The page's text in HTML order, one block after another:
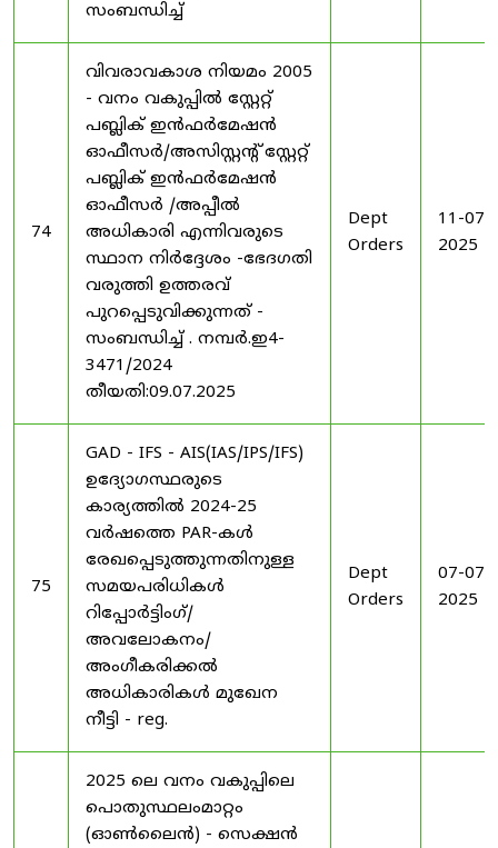
സംബന്ധിച്ച്
74
വിവരാവകാശ നിയമം 2005
- വനം വകുപ്പിൽ സ്റ്റേറ്റ്
പബ്ലിക് ഇൻഫർമേഷൻ
ഓഫീസർ/അസിസ്റ്റന്റ് സ്റ്റേറ്റ്
പബ്ലിക് ഇൻഫർമേഷൻ
ഓഫീസർ /അപ്പീൽ
അധികാരി എന്നിവരുടെ
സ്ഥാന നിർദ്ദേശം -ഭേദഗതി
വരുത്തി ഉത്തരവ്
പുറപ്പെടുവിക്കുന്നത് -
സംബന്ധിച്ച് . നമ്പർ.ഇ4-
3471/2024
തീയതി:09.07.2025
Dept
Orders
11-07-
2025
75
GAD - IFS - AIS(IAS/IPS/IFS)
ഉദ്യോഗസ്ഥരുടെ
കാര്യത്തിൽ 2024-25
വർഷത്തെ PAR-കൾ
രേഖപ്പെടുത്തുന്നതിനുള്ള
സമയപരിധികൾ
റിപ്പോർട്ടിംഗ്/
അവലോകനം/
അംഗീകരിക്കൽ
അധികാരികൾ മുഖേന
നീട്ടി - reg.
Dept
Orders
07-07-
2025
2025 ലെ വനം വകുപ്പിലെ
പൊതുസ്ഥലംമാറ്റം
(ഓൺലൈൻ) - സെക്ഷൻ